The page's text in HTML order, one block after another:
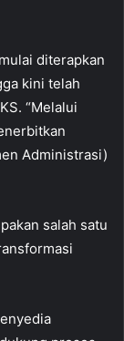
diterapkan
kini telah
“Melalui
Administrasi)
salah satu